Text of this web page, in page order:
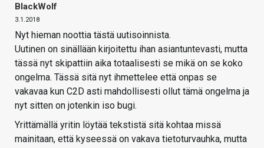
BlackWolf
3.1.2018
Nyt hieman noottia tästä uutisoinnista.
Uutinen on sinällään kirjoitettu ihan asiantuntevasti, mutta
tässä nyt skipattiin aika totaalisesti se mikä on se koko
ongelma. Tässä sitä nyt ihmettelee että onpas se
vakavaa kun C2D asti mahdollisesti ollut tämä ongelma ja
nyt sitten on jotenkin iso bugi.
Yrittämällä yritin löytää tekstistä sitä kohtaa missä
mainitaan, että kyseessä on vakava tietoturvauhka, mutta